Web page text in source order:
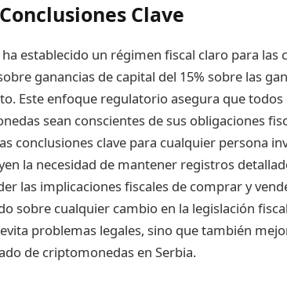
Clave
ha establecido un régimen fiscal claro para
ganancias de capital del 15% sobre las
Este enfoque regulatorio asegura que
sean conscientes de sus obligaciones
conclusiones clave para cualquier persona
la necesidad de mantener registros
las implicaciones fiscales de comprar y
sobre cualquier cambio en la legislación
problemas legales, sino que también
de criptomonedas en Serbia.